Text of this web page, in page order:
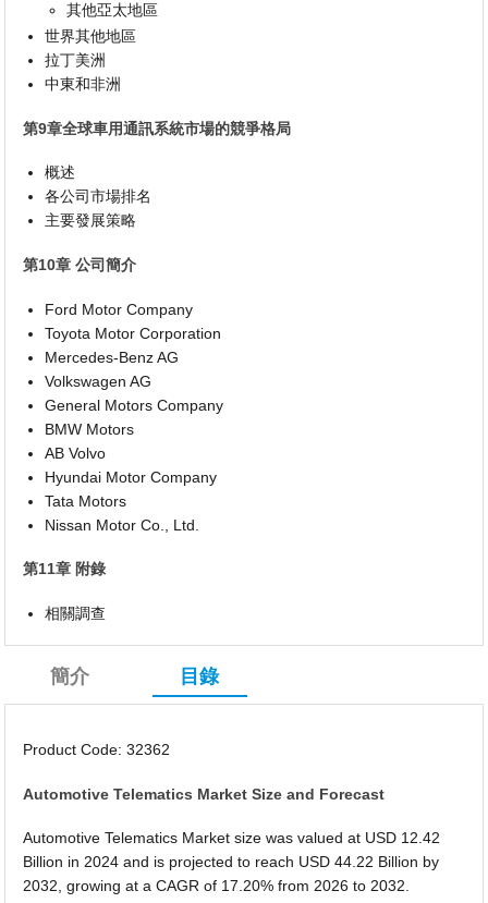
其他亞太地區
世界其他地區
拉丁美洲
中東和非洲
第9章全球車用通訊系統市場的競爭格局
概述
各公司市場排名
主要發展策略
第10章 公司簡介
Ford Motor Company
Toyota Motor Corporation
Mercedes-Benz AG
Volkswagen AG
General Motors Company
BMW Motors
AB Volvo
Hyundai Motor Company
Tata Motors
Nissan Motor Co., Ltd.
第11章 附錄
相關調查
簡介 目錄
Product Code: 32362
Automotive Telematics Market Size and Forecast
Automotive Telematics Market size was valued at USD 12.42
Billion in 2024 and is projected to reach USD 44.22 Billion by
2032, growing at a CAGR of 17.20% from 2026 to 2032.